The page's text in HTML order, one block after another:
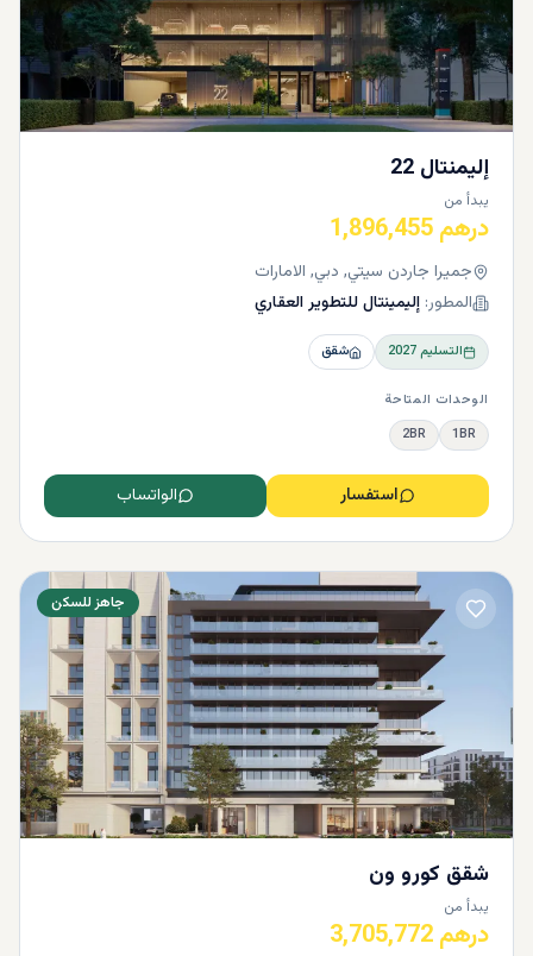
إليمنتال 22
يبدأ من
درهم 1,896,455
جميرا جاردن سيتي, دبي, الامارات
المطور: إليمينتال للتطوير العقاري
التسليم2027 شقق
الوحدات المتاحة
1BR
2BR
استفسار الواتساب
جاهز للسكن
شقق كورو ون
يبدأ من
درهم 3,705,772